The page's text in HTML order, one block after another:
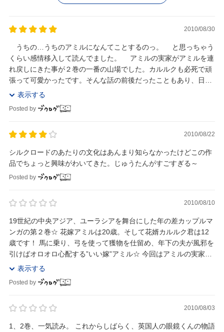
2010/08/30
うちの…うちのアミルになんてことするのっ。 と思っちゃう
くらい感情移入して読んでました。 アミルの実家がアミルを連
れ戻しにきた事が２巻の一番の山場でした。カルルクも必死で頑
張って可愛かったです。そんな話の前後だったこともあり、日常
のほのぼのとしたお話がとてもほっとします...
表示する
Posted by
2010/08/22
シルクロードのあたりの文化はあんまり知らなかったけどこの作
品でちょっと興味がわいてきた。じゅうたんがすごすぎる～
Posted by
2010/08/10
19世紀の中央アジア、ユーラシアを舞台にした年の差カップルマ
ンガの第２巻☆ 花嫁アミルは20歳。そして花婿カルルク君は12
歳です！ 馬に乗り、弓を使って獲物を仕留め、年下の夫が風邪を
引けばオロオロ心配する”いい嫁”アミル☆ 今回はアミルの実家か
ら、アミルの結婚を取り消して別の部...
表示する
Posted by
2010/08/03
1、2巻、一気読み。 これからしばらく、英国人の眼鏡くんの物語